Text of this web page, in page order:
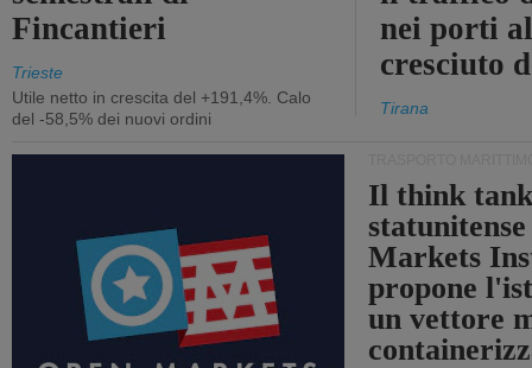
Fincantieri
Trieste
Utile netto in crescita del +191,4%. Calo
del -58,5% dei nuovi ordini
nei porti
cresciuto
Tirana
Il think
Markets
propone
un vettore